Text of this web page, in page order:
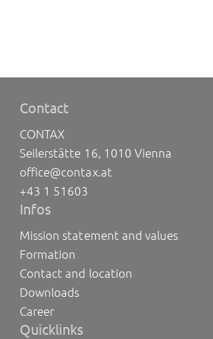
Contact
CONTAX
Seilerstätte 16, 1010 Vienna
office@contax.at
+43 1 51603
Infos
Mission statement and values
Formation
Contact and location
Downloads
Career
Quicklinks